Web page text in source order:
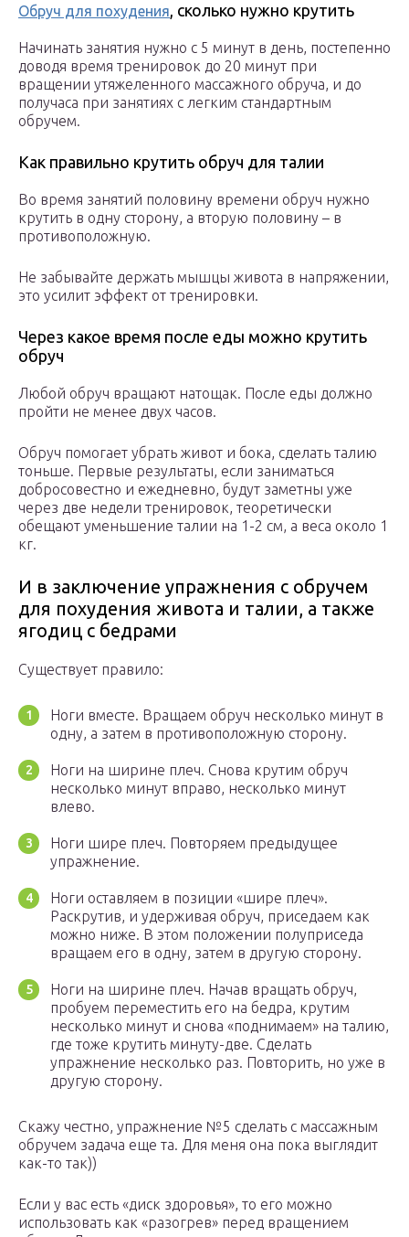
Обруч для похудения, сколько нужно крутить
Начинать занятия нужно с 5 минут в день, постепенно
доводя время тренировок до 20 минут при
вращении утяжеленного массажного обруча, и до
получаса при занятиях с легким стандартным
обручем.
Как правильно крутить обруч для талии
Во время занятий половину времени обруч нужно
крутить в одну сторону, а вторую половину – в
противоположную.
Не забывайте держать мышцы живота в напряжении,
это усилит эффект от тренировки.
Через какое время после еды можно крутить
обруч
Любой обруч вращают натощак. После еды должно
пройти не менее двух часов.
Обруч помогает убрать живот и бока, сделать талию
тоньше. Первые результаты, если заниматься
добросовестно и ежедневно, будут заметны уже
через две недели тренировок, теоретически
обещают уменьшение талии на 1-2 см, а веса около 1
кг.
И в заключение упражнения с обручем
для похудения живота и талии, а также
ягодиц с бедрами
Существует правило:
Ноги вместе. Вращаем обруч несколько минут в
одну, а затем в противоположную сторону.
Ноги на ширине плеч. Снова крутим обруч
несколько минут вправо, несколько минут
влево.
Ноги шире плеч. Повторяем предыдущее
упражнение.
Ноги оставляем в позиции «шире плеч».
Раскрутив, и удерживая обруч, приседаем как
можно ниже. В этом положении полуприседа
вращаем его в одну, затем в другую сторону.
Ноги на ширине плеч. Начав вращать обруч,
пробуем переместить его на бедра, крутим
несколько минут и снова «поднимаем» на талию,
где тоже крутить минуту-две. Сделать
упражнение несколько раз. Повторить, но уже в
другую сторону.
Скажу честно, упражнение №5 сделать с массажным
обручем задача еще та. Для меня она пока выглядит
как-то так))
Если у вас есть «диск здоровья», то его можно
использовать как «разогрев» перед вращением